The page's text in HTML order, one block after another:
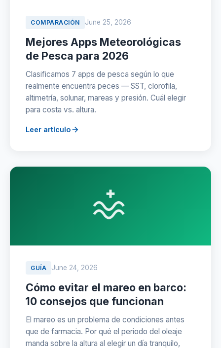
COMPARACIÓN June 25, 2026
Mejores Apps Meteorológicas
de Pesca para 2026
Clasificamos 7 apps de pesca según lo que
realmente encuentra peces — SST, clorofila,
altimetría, solunar, mareas y presión. Cuál elegir
para costa vs. altura.
Leer artículo
GUÍA June 24, 2026
Cómo evitar el mareo en barco:
10 consejos que funcionan
El mareo es un problema de condiciones antes
que de farmacia. Por qué el periodo del oleaje
manda sobre la altura al elegir un día tranquilo,